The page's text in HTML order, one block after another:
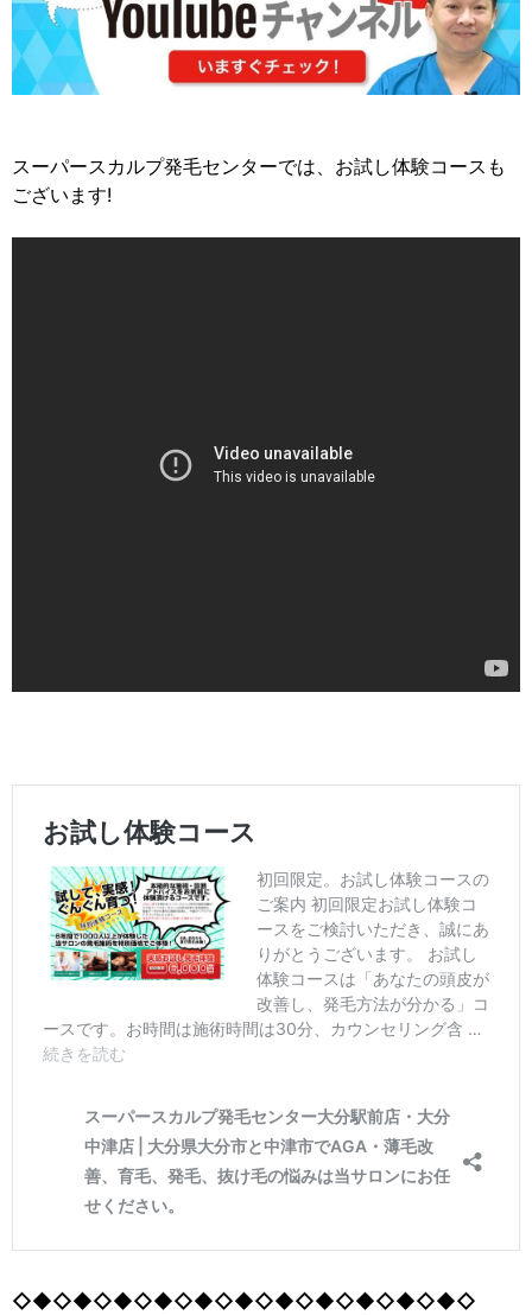
スーパースカルプ発毛センターでは、お試し体験コースも
ございます!
◇◆◇◆◇◆◇◆◇◆◇◆◇◆◇◆◇◆◇◆◇◆◇